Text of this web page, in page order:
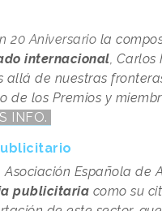
20 Aniversario la
internacional, Carlos
de nuestras
de los Premios y
INFO.
Española de
publicitaria como su